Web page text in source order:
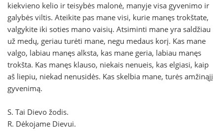
kiekvieno kelio ir teisybės malonė, manyje visa gyvenimo ir
galybės viltis. Ateikite pas mane visi, kurie manęs trokštate,
valgykite iki soties mano vaisių. Atsiminti mane yra saldžiau
už medų, geriau turėti mane, negu medaus korį. Kas mane
valgo, labiau manęs alksta, kas mane geria, labiau manęs
trokšta. Kas manęs klauso, niekais nenueis, kas elgiasi, kaip
aš liepiu, niekad nenusidės. Kas skelbia mane, turės amžinąjį
gyvenimą.
S. Tai Dievo žodis.
R. Dėkojame Dievui.